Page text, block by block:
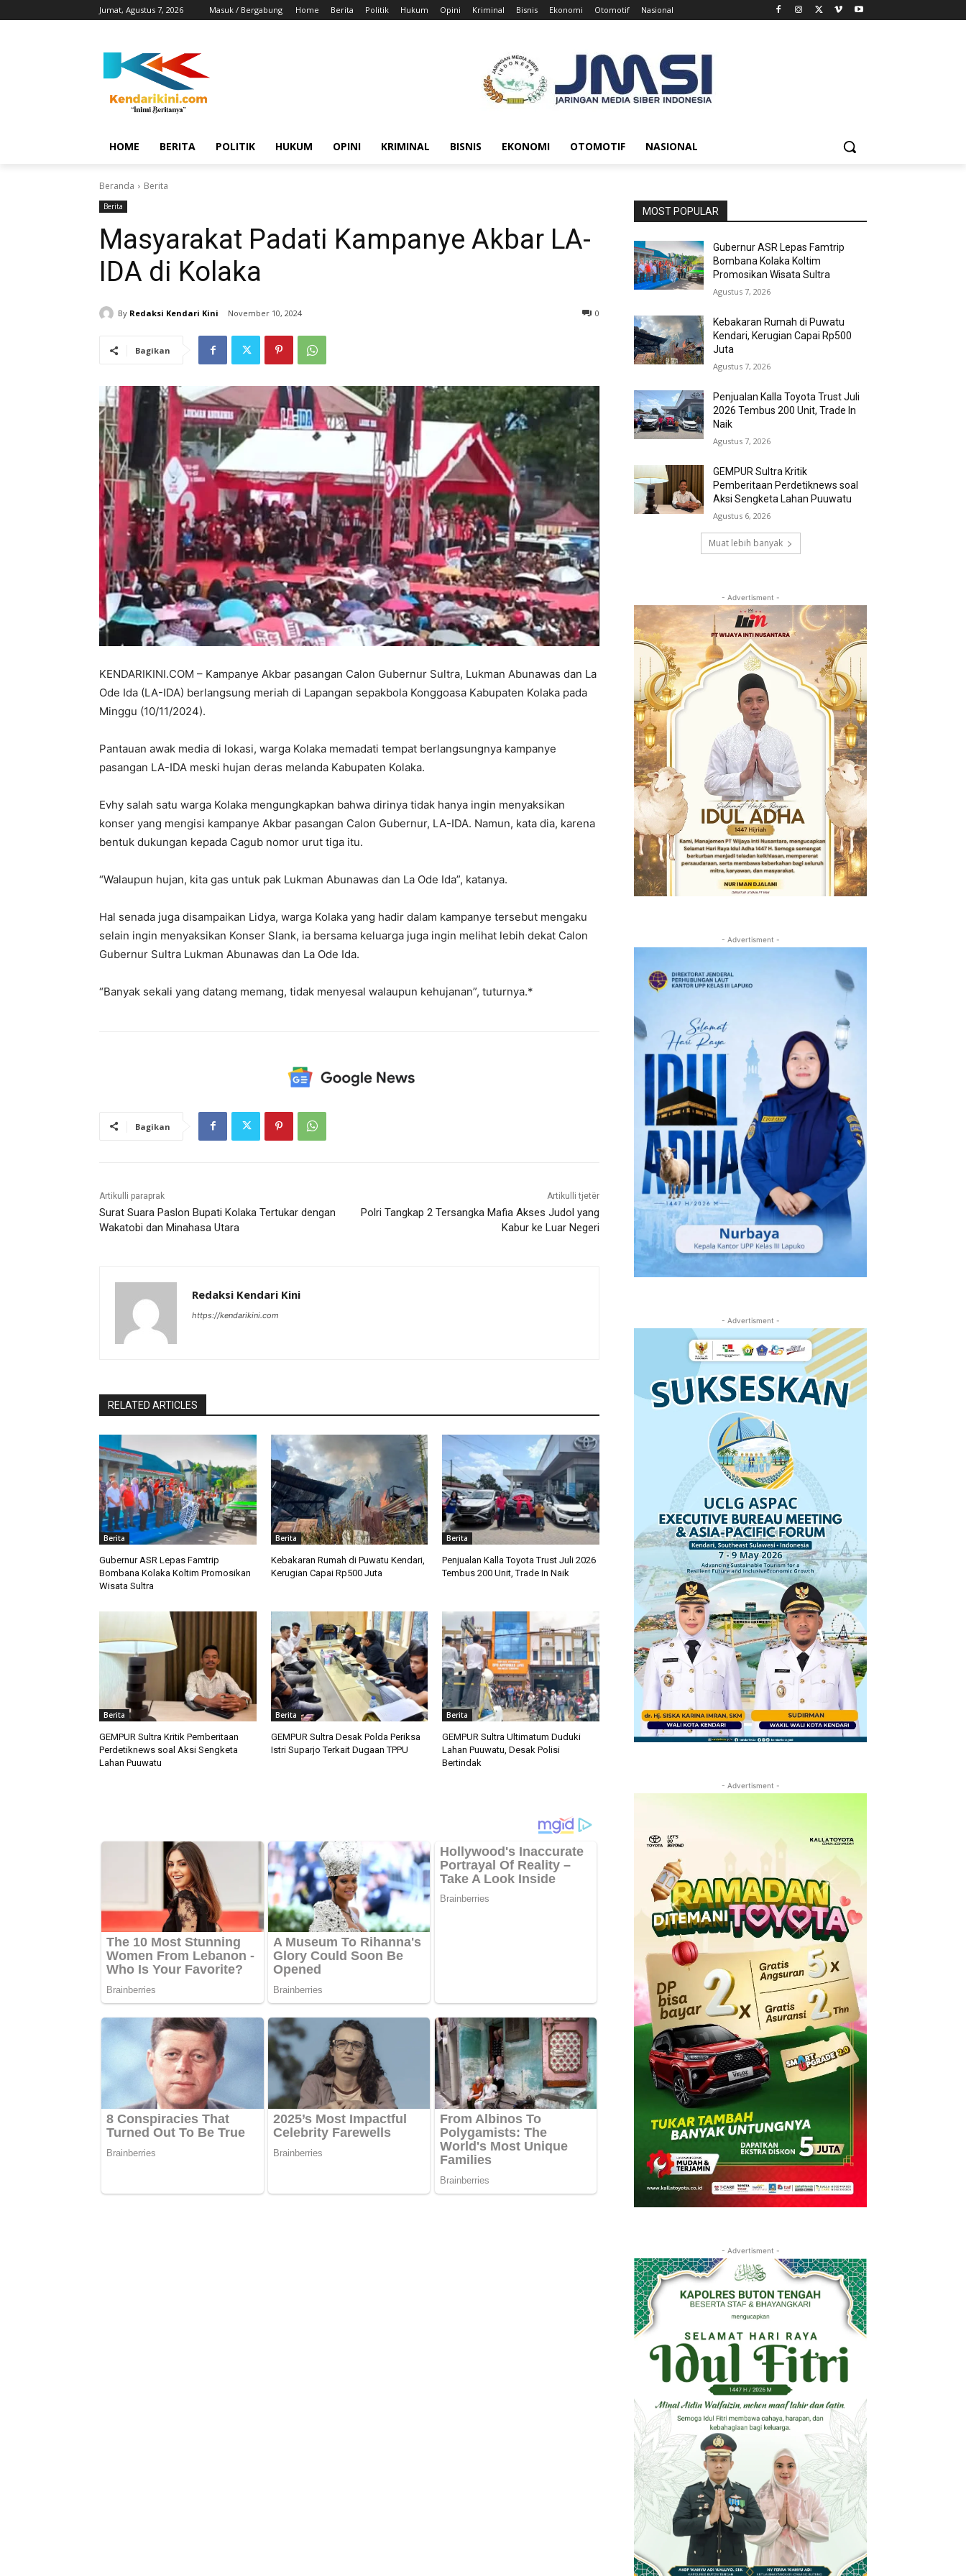
Jumat, Agustus 7, 2026 Masuk / Bergabung Home Berita Politik Hukum Opini Kriminal Bisnis Ekonomi Otomotif Nasional
HOME BERITA POLITIK HUKUM OPINI KRIMINAL BISNIS EKONOMI OTOMOTIF NASIONAL
Beranda Berita
Berita
Masyarakat Padati Kampanye Akbar LA-
IDA di Kolaka
By Redaksi Kendari Kini November 10, 2024 0
Bagikan
KENDARIKINI.COM – Kampanye Akbar pasangan Calon Gubernur Sultra, Lukman Abunawas dan La
Ode Ida (LA-IDA) berlangsung meriah di Lapangan sepakbola Konggoasa Kabupaten Kolaka pada
Minggu (10/11/2024).
Pantauan awak media di lokasi, warga Kolaka memadati tempat berlangsungnya kampanye
pasangan LA-IDA meski hujan deras melanda Kabupaten Kolaka.
Evhy salah satu warga Kolaka mengungkapkan bahwa dirinya tidak hanya ingin menyaksikan
konser yang mengisi kampanye Akbar pasangan Calon Gubernur, LA-IDA. Namun, kata dia, karena
bentuk dukungan kepada Cagub nomor urut tiga itu.
“Walaupun hujan, kita gas untuk pak Lukman Abunawas dan La Ode Ida”, katanya.
Hal senada juga disampaikan Lidya, warga Kolaka yang hadir dalam kampanye tersebut mengaku
selain ingin menyaksikan Konser Slank, ia bersama keluarga juga ingin melihat lebih dekat Calon
Gubernur Sultra Lukman Abunawas dan La Ode Ida.
“Banyak sekali yang datang memang, tidak menyesal walaupun kehujanan”, tuturnya.*
Bagikan
Artikulli paraprak
Surat Suara Paslon Bupati Kolaka Tertukar dengan
Wakatobi dan Minahasa Utara
Artikulli tjetër
Polri Tangkap 2 Tersangka Mafia Akses Judol yang
Kabur ke Luar Negeri
Redaksi Kendari Kini
https://kendarikini.com
RELATED ARTICLES
Berita
Gubernur ASR Lepas Famtrip
Bombana Kolaka Koltim Promosikan
Wisata Sultra
Berita
Kebakaran Rumah di Puwatu Kendari,
Kerugian Capai Rp500 Juta
Berita
Penjualan Kalla Toyota Trust Juli 2026
Tembus 200 Unit, Trade In Naik
Berita
GEMPUR Sultra Kritik Pemberitaan
Perdetiknews soal Aksi Sengketa
Lahan Puuwatu
Berita
GEMPUR Sultra Desak Polda Periksa
Istri Suparjo Terkait Dugaan TPPU
Berita
GEMPUR Sultra Ultimatum Duduki
Lahan Puuwatu, Desak Polisi
Bertindak
MOST POPULAR
Gubernur ASR Lepas Famtrip
Bombana Kolaka Koltim
Promosikan Wisata Sultra
Agustus 7, 2026
Kebakaran Rumah di Puwatu
Kendari, Kerugian Capai Rp500
Juta
Agustus 7, 2026
Penjualan Kalla Toyota Trust Juli
2026 Tembus 200 Unit, Trade In
Naik
Agustus 7, 2026
GEMPUR Sultra Kritik
Pemberitaan Perdetiknews soal
Aksi Sengketa Lahan Puuwatu
Agustus 6, 2026
Muat lebih banyak
- Advertisment -
- Advertisment -
- Advertisment -
- Advertisment -
- Advertisment -